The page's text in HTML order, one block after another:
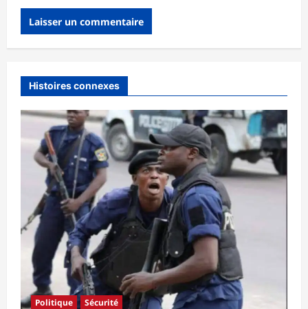
Histoires connexes
Politique Sécurité